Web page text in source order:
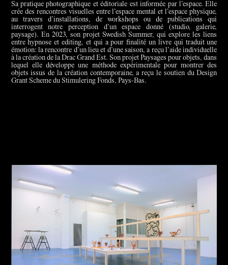
Sa pratique photographique et éditoriale est informée par l’espace. Elle
crée des rencontres visuelles entre l’espace mental et l’espace physique,
au travers d’installations, de workshops ou de publications qui
interrogent notre perception d’un espace donné (studio, galerie,
paysage). En 2023, son projet Swedish Summer, qui explore les liens
entre hypnose et editing, et qui a pour finalité un livre qui traduit une
émotion: la rencontre d’un lieu et d’une saison, a reçu l’aide individuelle
à la création de la Drac Grand Est. Son projet Paysages pour objets, dans
lequel elle développe une méthode expérimentale pour montrer des
objets issus de la création contemporaine, a reçu le soutien du Design
Grant Scheme du Stimulering Fonds, Pays-Bas.